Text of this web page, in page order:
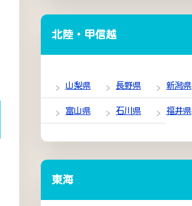
北陸・甲信越
山梨県 長野県 新潟県
富山県 石川県 福井県
東海